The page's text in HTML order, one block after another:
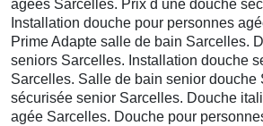
agées Sarcelles. Prix d une douche
Installation douche pour personnes
Prime Adapte salle de bain Sarcelles.
seniors Sarcelles. Installation douche
Sarcelles. Salle de bain senior douche
sécurisée senior Sarcelles. Douche
agée Sarcelles. Douche pour